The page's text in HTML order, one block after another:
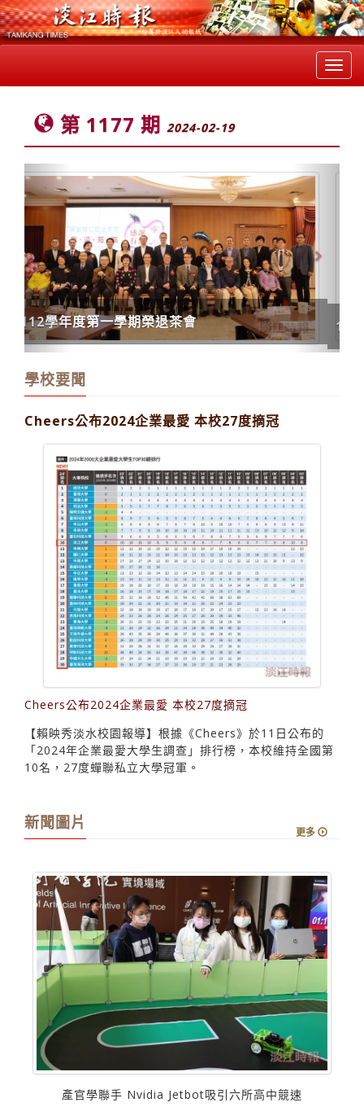
第 1177 期 2024-02-19
112學年度全面品質管理教育訓練
Previous Next
學校要聞
Cheers公布2024企業最愛 本校27度摘冠
Cheers公布2024企業最愛 本校27度摘冠
【賴映秀淡水校園報導】根據《Cheers》於11日公布的
「2024年企業最愛大學生調查」排行榜，本校維持全國第
10名，27度蟬聯私立大學冠軍。
新聞圖片
更多
產官學聯手 Nvidia Jetbot吸引六所高中競速